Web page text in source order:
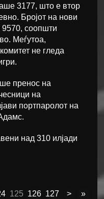
3177, што е втор
Бројот на нови
9570, соопшти
Меѓутоа,
не гледа
пренос на
на
портпаролот на
над 310 илјади
125 126 127 > »